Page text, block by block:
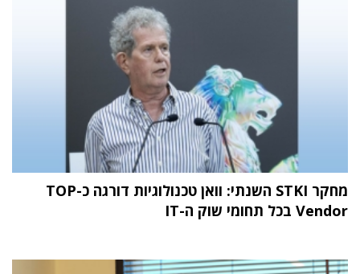
מחקר STKI השנתי: וואן טכנולוגיות דורגה כ-TOP
Vendor בכל תחומי שוק ה-IT